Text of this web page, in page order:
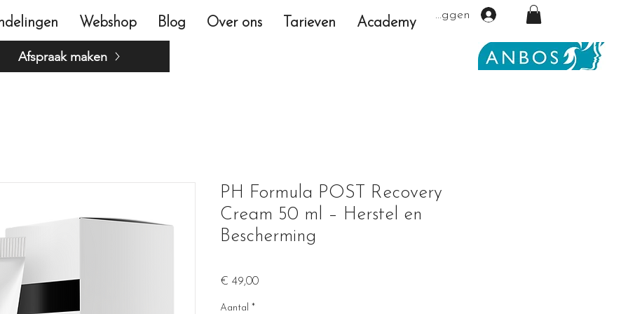
Webshop Blog Over ons Tarieven Academy
Afspraak maken
Inloggen
PH Formula POST Recovery
Cream 50 ml – Herstel en
Bescherming
€ 49,00Prijs
Aantal *